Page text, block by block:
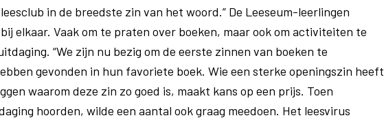
in de breedste zin van het woord.” De Leeseum-leerlingen
elkaar. Vaak om te praten over boeken, maar ook om activiteiten te
“We zijn nu bezig om de eerste zinnen van boeken te
gevonden in hun favoriete boek. Wie een sterke openingszin heeft
waarom deze zin zo goed is, maakt kans op een prijs. Toen
hoorden, wilde een aantal ook graag meedoen. Het leesvirus